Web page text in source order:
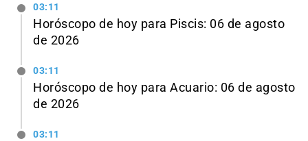
03:11
Horóscopo de hoy para Piscis: 06 de agosto
de 2026
03:11
Horóscopo de hoy para Acuario: 06 de agosto
de 2026
03:11